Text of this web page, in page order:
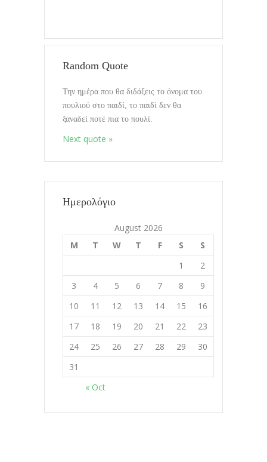
Random Quote
Την ημέρα που θα διδάξεις το όνομα του
πουλιού στο παιδί, το παιδί δεν θα
ξαναδεί ποτέ πια το πουλί.
Next quote »
Ημερολόγιο
August 2026
M
T W T F S S
« Oct
1
2
3
4 5 6 7 8
9
10
11 12 13 14 15
16
17
18 19 20 21 22
23
24
25 26 27 28 29
30
31
Τελευταία ημερολόγια
Mixin Colors
08.10.2020
Εδώ
17.9.2020
11.8.2020
Διαλογισμοί vol. Που συμβαίνει η
εμπειρία;
Το να γνωριζεις την εμπειρια σε
χωρίζει από την εμπειρία
02.8.2020